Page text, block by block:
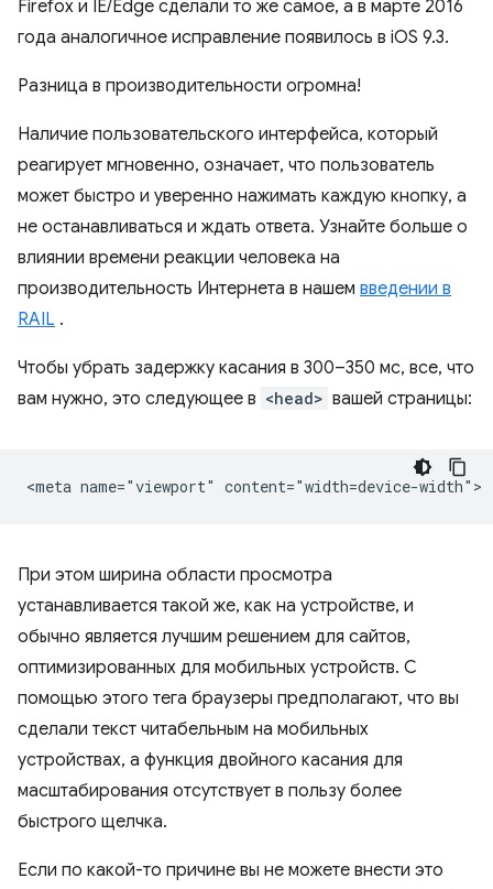
Firefox и IE/Edge сделали то же самое, а в марте 2016
года аналогичное исправление появилось в iOS 9.3.
Разница в производительности огромна!
Наличие пользовательского интерфейса, который
реагирует мгновенно, означает, что пользователь
может быстро и уверенно нажимать каждую кнопку, а
не останавливаться и ждать ответа. Узнайте больше о
влиянии времени реакции человека на
производительность Интернета в нашем введении в
RAIL .
Чтобы убрать задержку касания в 300–350 мс, все, что
вам нужно, это следующее в <head> вашей страницы:
При этом ширина области просмотра
устанавливается такой же, как на устройстве, и
обычно является лучшим решением для сайтов,
оптимизированных для мобильных устройств. С
помощью этого тега браузеры предполагают, что вы
сделали текст читабельным на мобильных
устройствах, а функция двойного касания для
масштабирования отсутствует в пользу более
быстрого щелчка.
Если по какой-то причине вы не можете внести это